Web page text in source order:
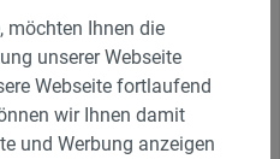
FÜR
möchten Ihnen die
unserer Webseite
Webseite fortlaufend
wir Ihnen damit
und Werbung anzeigen